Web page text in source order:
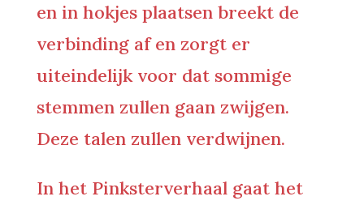
en in hokjes plaatsen breekt de
verbinding af en zorgt er
uiteindelijk voor dat sommige
stemmen zullen gaan zwijgen.
Deze talen zullen verdwijnen.
In het Pinksterverhaal gaat het